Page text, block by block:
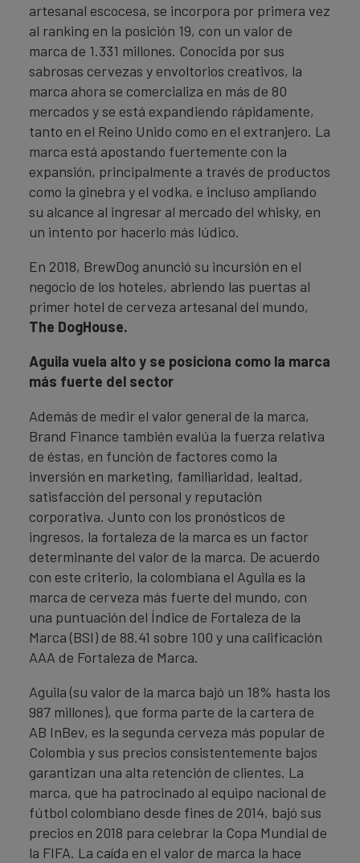
artesanal escocesa, se incorpora por primera vez
al ranking en la posición 19, con un valor de
marca de 1.331 millones. Conocida por sus
sabrosas cervezas y envoltorios creativos, la
marca ahora se comercializa en más de 80
mercados y se está expandiendo rápidamente,
tanto en el Reino Unido como en el extranjero. La
marca está apostando fuertemente con la
expansión, principalmente a través de productos
como la ginebra y el vodka, e incluso ampliando
su alcance al ingresar al mercado del whisky, en
un intento por hacerlo más lúdico.
En 2018, BrewDog anunció su incursión en el
negocio de los hoteles, abriendo las puertas al
primer hotel de cerveza artesanal del mundo,
The DogHouse.
Aguila vuela alto y se posiciona como la marca
más fuerte del sector
Además de medir el valor general de la marca,
Brand Finance también evalúa la fuerza relativa
de éstas, en función de factores como la
inversión en marketing, familiaridad, lealtad,
satisfacción del personal y reputación
corporativa. Junto con los pronósticos de
ingresos, la fortaleza de la marca es un factor
determinante del valor de la marca. De acuerdo
con este criterio, la colombiana el Aguila es la
marca de cerveza más fuerte del mundo, con
una puntuación del Índice de Fortaleza de la
Marca (BSI) de 88.41 sobre 100 y una calificación
AAA de Fortaleza de Marca.
Aguila (su valor de la marca bajó un 18% hasta los
987 millones), que forma parte de la cartera de
AB InBev, es la segunda cerveza más popular de
Colombia y sus precios consistentemente bajos
garantizan una alta retención de clientes. La
marca, que ha patrocinado al equipo nacional de
fútbol colombiano desde fines de 2014, bajó sus
precios en 2018 para celebrar la Copa Mundial de
la FIFA. La caída en el valor de marca la hace